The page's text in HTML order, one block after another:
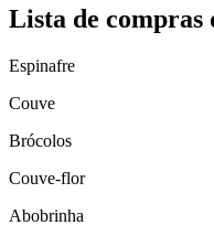
Lista de compras
Espinafre
Couve
Brócolos
Couve-flor
Abobrinha